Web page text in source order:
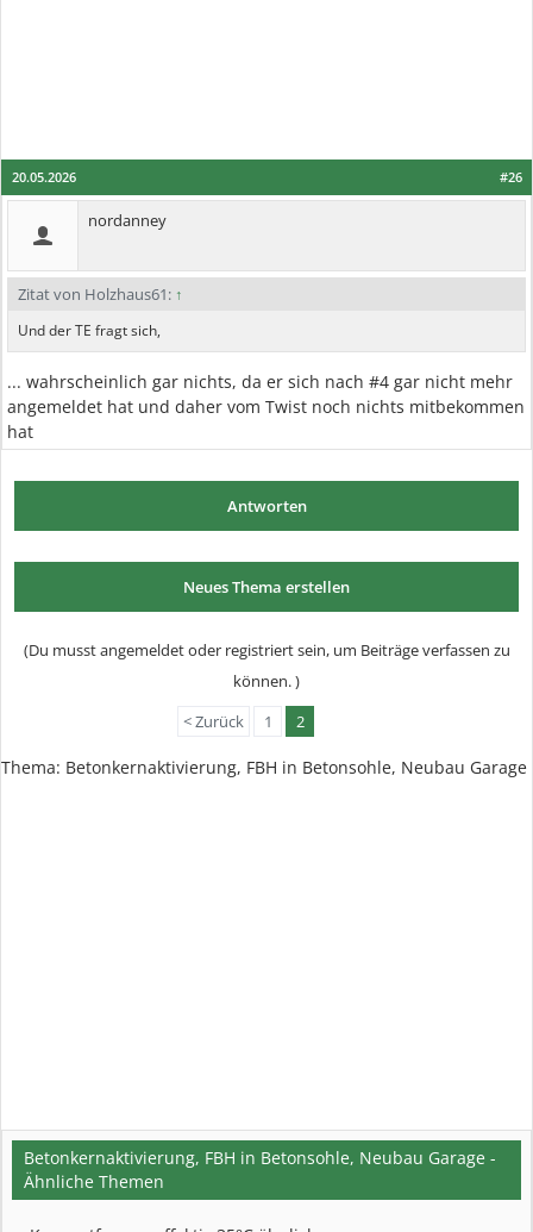
#26
20.05.2026
nordanney
Zitat von Holzhaus61: ↑
Und der TE fragt sich,
... wahrscheinlich gar nichts, da er sich nach #4 gar nicht mehr
angemeldet hat und daher vom Twist noch nichts mitbekommen
hat
Antworten
Neues Thema erstellen
(Du musst angemeldet oder registriert sein, um Beiträge verfassen zu
können. )
< Zurück
1 2
Thema: Betonkernaktivierung, FBH in Betonsohle, Neubau Garage
Betonkernaktivierung, FBH in Betonsohle, Neubau Garage -
Ähnliche Themen